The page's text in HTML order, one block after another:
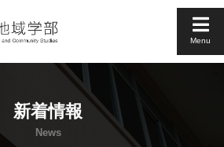
Menu
新着情報
News